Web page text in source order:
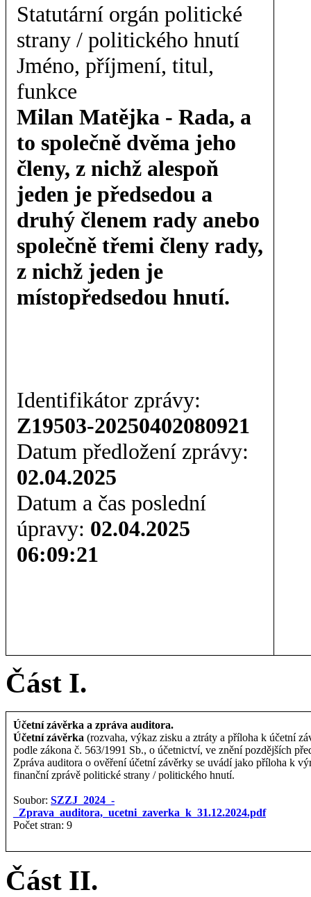
Statutární orgán politické
strany / politického hnutí
Jméno, příjmení, titul,
funkce
Milan Matějka - Rada, a
to společně dvěma jeho
členy, z nichž alespoň
jeden je předsedou a
druhý členem rady anebo
společně třemi členy rady,
z nichž jeden je
místopředsedou hnutí.
Identifikátor zprávy:
Z19503-20250402080921
Datum předložení zprávy:
02.04.2025
Datum a čas poslední
úpravy: 02.04.2025
06:09:21
Část I.
Účetní závěrka a zpráva auditora.
Účetní závěrka (rozvaha, výkaz zisku a ztráty a příloha k účetní
podle zákona č. 563/1991 Sb., o účetnictví, ve znění pozdějších
Zpráva auditora o ověření účetní závěrky se uvádí jako příloha k
finanční zprávě politické strany / politického hnutí.
Soubor: SZZJ_2024_-
_Zprava_auditora,_ucetni_zaverka_k_31.12.2024.pdf
Počet stran: 9
Část II.